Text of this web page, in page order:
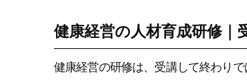
健康経営の人材育成研修｜
健康経営の研修は、受講して終わり